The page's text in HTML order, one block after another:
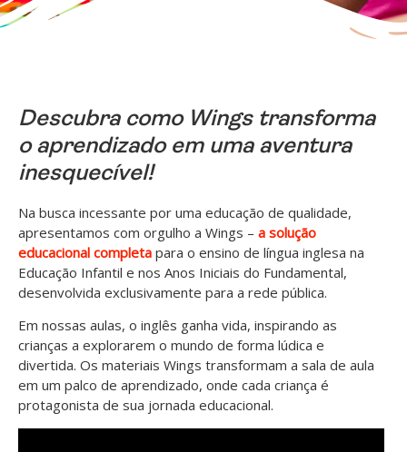
Descubra como Wings transforma
o aprendizado em uma aventura
inesquecível!
Na busca incessante por uma educação de qualidade,
apresentamos com orgulho a Wings – a solução
educacional completa para o ensino de língua inglesa na
Educação Infantil e nos Anos Iniciais do Fundamental,
desenvolvida exclusivamente para a rede pública.
Em nossas aulas, o inglês ganha vida, inspirando as
crianças a explorarem o mundo de forma lúdica e
divertida. Os materiais Wings transformam a sala de aula
em um palco de aprendizado, onde cada criança é
protagonista de sua jornada educacional.